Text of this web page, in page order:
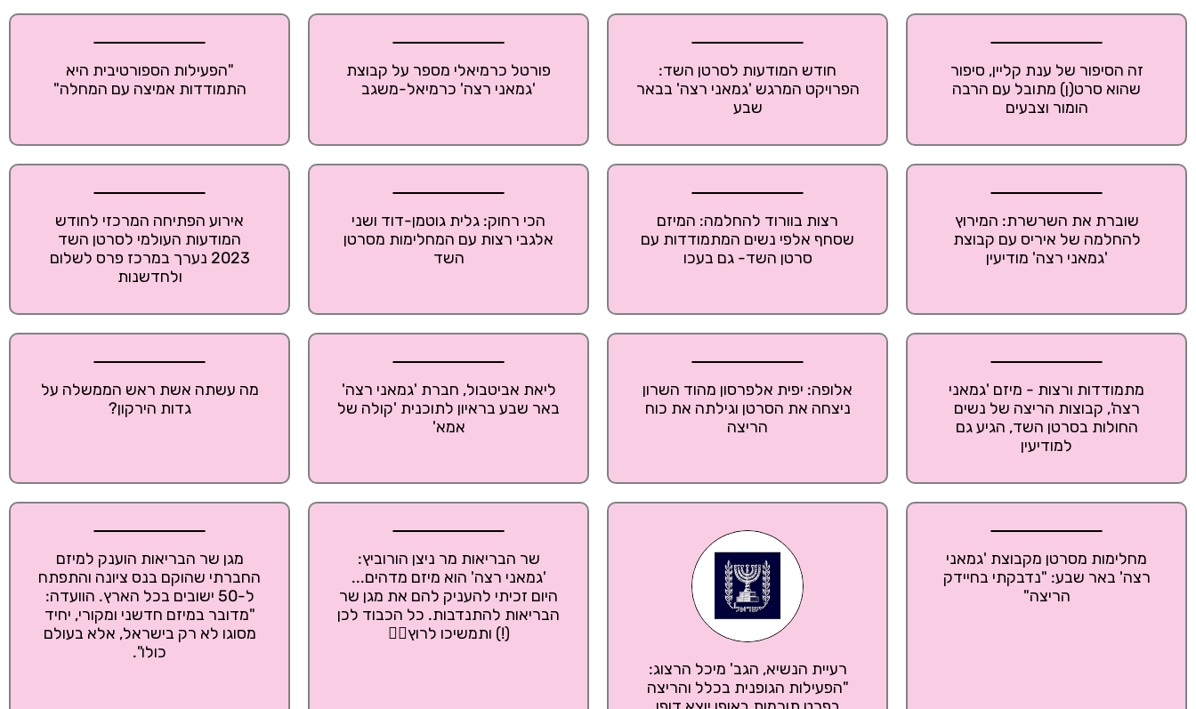
זה הסיפור של ענת קליין, סיפור
שהוא סרט(ן) מתובל עם הרבה
הומור וצבעים
חודש המודעות לסרטן השד:
הפרויקט המרגש 'גמאני רצה' בבאר
שבע
פורטל כרמיאלי מספר על קבוצת
'גמאני רצה' כרמיאל-משגב
"הפעילות הספורטיבית היא
התמודדות אמיצה עם המחלה"
שוברת את השרשרת: המירוץ
להחלמה של איריס עם קבוצת
'גמאני רצה' מודיעין
רצות בוורוד להחלמה: המיזם
שסחף אלפי נשים המתמודדות עם
סרטן השד- גם בעכו
הכי רחוק: גלית גוטמן-דוד ושני
אלגבי רצות עם המחלימות מסרטן
השד
אירוע הפתיחה המרכזי לחודש
המודעות העולמי לסרטן השד
2023 נערך במרכז פרס לשלום
ולחדשנות
מתמודדות ורצות - מיזם 'גמאני
רצה', קבוצות הריצה של נשים
החולות בסרטן השד, הגיע גם
למודיעין
אלופה: יפית אלפרסון מהוד השרון
ניצחה את הסרטן וגילתה את כוח
הריצה
ליאת אביטבול, חברת 'גמאני רצה'
באר שבע בראיון לתוכנית 'קולה של
אמא'
מה עשתה אשת ראש הממשלה על
גדות הירקון?
מחלימות מסרטן מקבוצת 'גמאני
רצה' באר שבע: "נדבקתי בחיידק
הריצה"
רעיית הנשיא, הגב' מיכל הרצוג:
"הפעילות הגופנית בכלל והריצה
שר הבריאות מר ניצן הורוביץ:
'גמאני רצה' הוא מיזם מדהים...
היום זכיתי להעניק להם את מגן שר
הבריאות להתנדבות. ‏כל הכבוד לכן
(!) ותמשיכו לרוץ🏃‍♀️
מגן שר הבריאות הוענק למיזם
החברתי שהוקם בנס ציונה והתפתח
ל-50 ישובים בכל הארץ. הוועדה:
"מדובר במיזם חדשני ומקורי, יחיד
מסוגו לא רק בישראל, אלא בעולם
כולו".